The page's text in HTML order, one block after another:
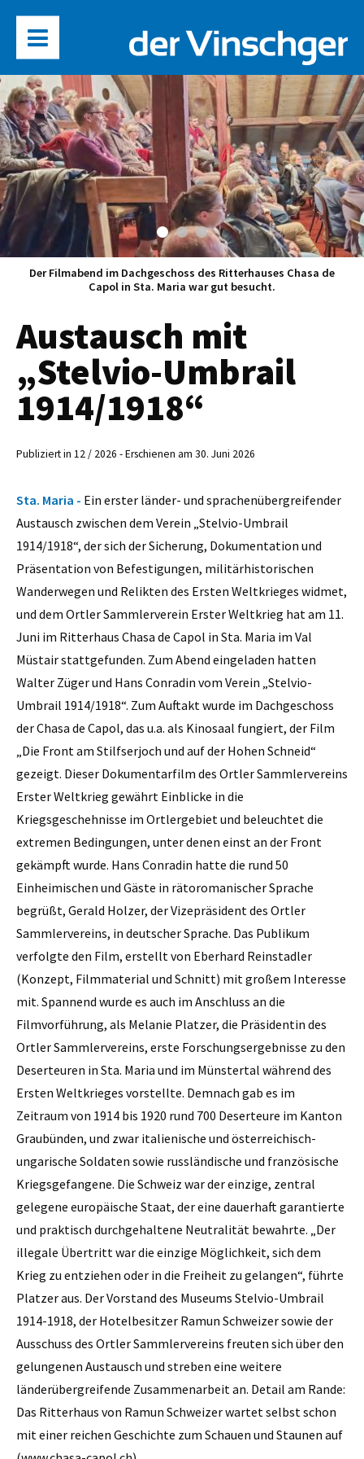
Der Filmabend im Dachgeschoss des Ritterhauses Chasa de
Capol in Sta. Maria war gut besucht.
Austausch mit
„Stelvio-Umbrail
1914/1918“
Publiziert in 12 / 2026 - Erschienen am 30. Juni 2026
Sta. Maria - Ein erster länder- und sprachenübergreifender
Austausch zwischen dem Verein „Stelvio-Umbrail
1914/1918“, der sich der Sicherung, Dokumentation und
Präsentation von Befestigungen, militärhistorischen
Wanderwegen und Relikten des Ersten Weltkrieges widmet,
und dem Ortler Sammlerverein Erster Weltkrieg hat am 11.
Juni im Ritterhaus Chasa de Capol in Sta. Maria im Val
Müstair stattgefunden. Zum Abend eingeladen hatten
Walter Züger und Hans Conradin vom Verein „Stelvio-
Umbrail 1914/1918“. Zum Auftakt wurde im Dachgeschoss
der Chasa de Capol, das u.a. als Kinosaal fungiert, der Film
„Die Front am Stilfserjoch und auf der Hohen Schneid“
gezeigt. Dieser Dokumentarfilm des Ortler Sammlervereins
Erster Weltkrieg gewährt Einblicke in die
Kriegsgeschehnisse im Ortlergebiet und beleuchtet die
extremen Bedingungen, unter denen einst an der Front
gekämpft wurde. Hans Conradin hatte die rund 50
Einheimischen und Gäste in rätoromanischer Sprache
begrüßt, Gerald Holzer, der Vizepräsident des Ortler
Sammlervereins, in deutscher Sprache. Das Publikum
verfolgte den Film, erstellt von Eberhard Reinstadler
(Konzept, Filmmaterial und Schnitt) mit großem Interesse
mit. Spannend wurde es auch im Anschluss an die
Filmvorführung, als Melanie Platzer, die Präsidentin des
Ortler Sammlervereins, erste Forschungsergebnisse zu den
Deserteuren in Sta. Maria und im Münstertal während des
Ersten Weltkrieges vorstellte. Demnach gab es im
Zeitraum von 1914 bis 1920 rund 700 Deserteure im Kanton
Graubünden, und zwar italienische und österreichisch-
ungarische Soldaten sowie russländische und französische
Kriegsgefangene. Die Schweiz war der einzige, zentral
gelegene europäische Staat, der eine dauerhaft garantierte
und praktisch durchgehaltene Neutralität bewahrte. „Der
illegale Übertritt war die einzige Möglichkeit, sich dem
Krieg zu entziehen oder in die Freiheit zu gelangen“, führte
Platzer aus. Der Vorstand des Museums Stelvio-Umbrail
1914-1918, der Hotelbesitzer Ramun Schweizer sowie der
Ausschuss des Ortler Sammlervereins freuten sich über den
gelungenen Austausch und streben eine weitere
länderübergreifende Zusammenarbeit an. Detail am Rande:
Das Ritterhaus von Ramun Schweizer wartet selbst schon
mit einer reichen Geschichte zum Schauen und Staunen auf